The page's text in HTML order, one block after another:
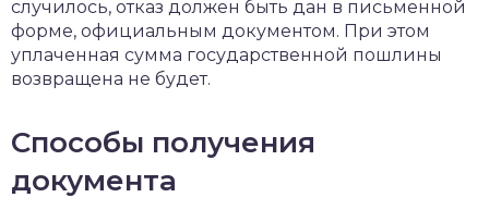
случилось, отказ должен быть дан в письменной
форме, официальным документом. При этом
уплаченная сумма государственной пошлины
возвращена не будет.
Способы получения
документа